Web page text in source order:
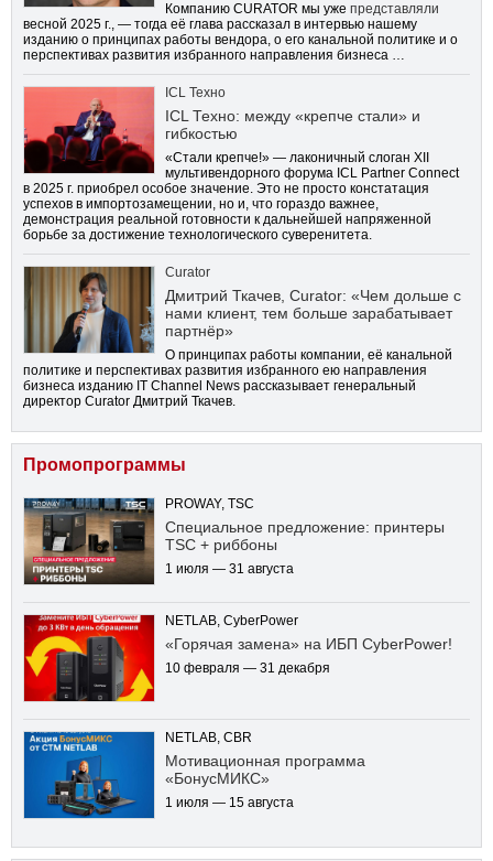
Компанию CURATOR мы уже представляли
весной 2025 г., — тогда её глава рассказал в интервью нашему
изданию о принципах работы вендора, о его канальной политике и о
перспективах развития избранного направления бизнеса …
ICL Техно
ICL Техно: между «крепче стали» и
гибкостью
«Стали крепче!» — лаконичный слоган XII
мультивендорного форума ICL Partner Connect
в 2025 г. приобрел особое значение. Это не просто констатация
успехов в импортозамещении, но и, что гораздо важнее,
демонстрация реальной готовности к дальнейшей напряженной
борьбе за достижение технологического суверенитета.
Curator
Дмитрий Ткачев, Curator: «Чем дольше с
нами клиент, тем больше зарабатывает
партнёр»
О принципах работы компании, её канальной
политике и перспективах развития избранного ею направления
бизнеса изданию IT Channel News рассказывает генеральный
директор Curator Дмитрий Ткачев.
Промопрограммы
PROWAY, TSC
Специальное предложение: принтеры
TSC + риббоны
1 июля — 31 августа
NETLAB, CyberPower
«Горячая замена» на ИБП CyberPower!
10 февраля — 31 декабря
NETLAB, CBR
Мотивационная программа
«БонусМИКС»
1 июля — 15 августа